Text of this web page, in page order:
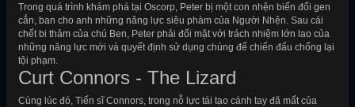
Trong quá trình khám phá tại Oscorp, Peter bị một con nhện biến đổi gen
cắn, ban cho anh những năng lực siêu phàm của Người Nhện. Sau cái
chết bi thảm của chú Ben, Peter phải đối mặt với trách nhiệm lớn lao của
những năng lực mới và quyết định sử dụng chúng để chiến đấu chống lại
tội phạm.
Curt Connors - The Lizard
Cùng lúc đó, Tiến sĩ Connors, trong nỗ lực tái tạo cánh tay đã mất của